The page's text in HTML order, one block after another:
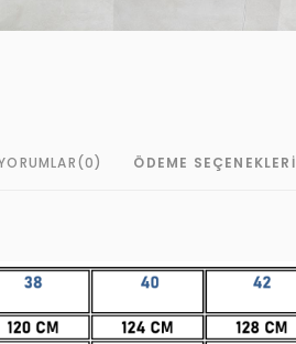
(0) ÖDEME SEÇENEKLERI